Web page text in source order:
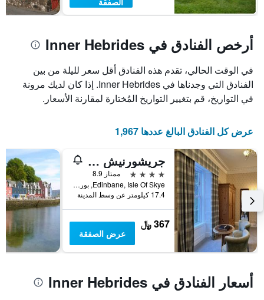
أرخص الفنادق في Inner Hebrides
في الوقت الحالي، تقدم هذه الفنادق أقل سعر لليلة من بين
الفنادق التي وجدناها في Inner Hebrides. إذا كان لديك مرونة
في التواريخ، قم بتغيير التواريخ المُختارة لمقارنة الأسعار.
عرض كل الفنادق البالغ عددها 1,967
جريشورنيش هاوس هوتل
4 نجوم
ممتاز 8.9
Edinbane, Isle Of Skye, بورتري, المملكة المتحدة
17.4 كيلومتر عن وسط المدينة
367 ﷼
عرض الصفقة
أسعار الفنادق في Inner Hebrides